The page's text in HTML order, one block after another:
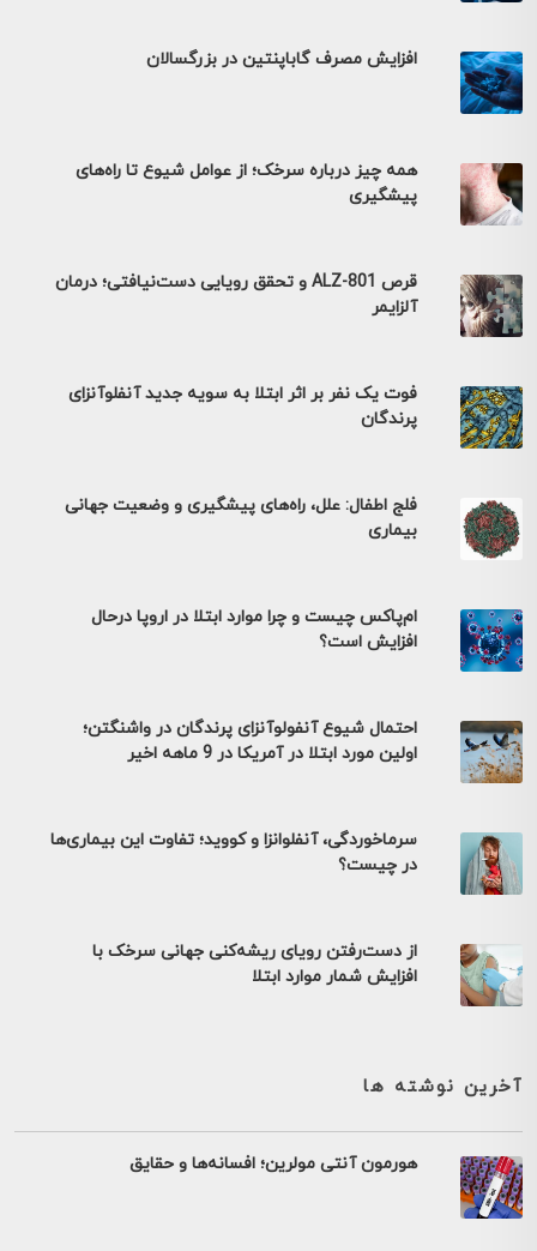
افزایش مصرف گاباپنتین در بزرگسالان
همه چیز درباره سرخک؛ از عوامل شیوع تا راه‌های
پیشگیری
قرص ALZ-801 و تحقق رویایی دست‌نیافتی؛ درمان
آلزایمر
فوت یک نفر بر اثر ابتلا به سویه جدید آنفلوآنزای
پرندگان
فلج اطفال: علل، راه‌های پیشگیری و وضعیت جهانی
بیماری
ام‌پاکس چیست و چرا موارد ابتلا در اروپا درحال
افزایش است؟
احتمال شیوع آنفولوآنزای پرندگان در واشنگتن؛
اولین مورد ابتلا در آمریکا در 9 ماهه اخیر
سرماخوردگی، آنفلوانزا و کووید؛ تفاوت این بیماری‌ها
در چیست؟
از دست‌رفتن رویای ریشه‌کنی جهانی سرخک با
افزایش شمار موارد ابتلا
آخرین نوشته ها
هورمون آنتی مولرین؛ افسانه‌ها و حقایق